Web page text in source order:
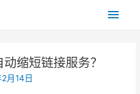
主
缩短链接服务？
月14日